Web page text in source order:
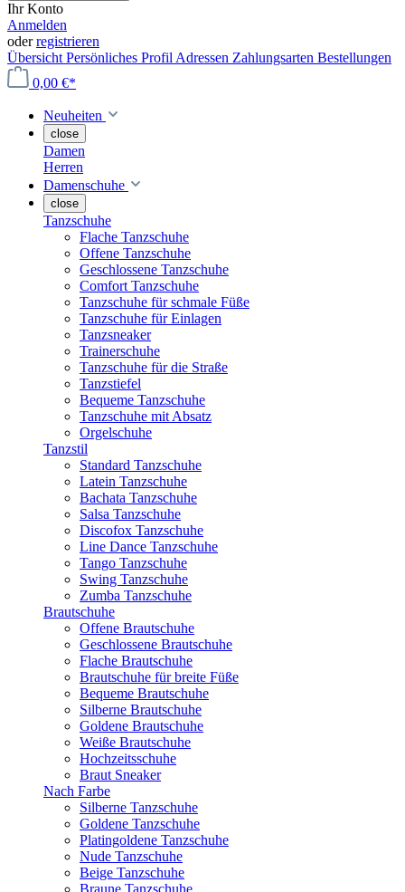
Ihr Konto
Anmelden
oderregistrieren
Übersicht Persönliches Profil Adressen Zahlungsarten Bestellungen
0,00 €*
Neuheiten
close
Damen
Herren
Damenschuhe
close
Tanzschuhe
Flache Tanzschuhe
Offene Tanzschuhe
Geschlossene Tanzschuhe
Comfort Tanzschuhe
Tanzschuhe für schmale Füße
Tanzschuhe für Einlagen
Tanzsneaker
Trainerschuhe
Tanzschuhe für die Straße
Tanzstiefel
Bequeme Tanzschuhe
Tanzschuhe mit Absatz
Orgelschuhe
Tanzstil
Standard Tanzschuhe
Latein Tanzschuhe
Bachata Tanzschuhe
Salsa Tanzschuhe
Discofox Tanzschuhe
Line Dance Tanzschuhe
Tango Tanzschuhe
Swing Tanzschuhe
Zumba Tanzschuhe
Brautschuhe
Offene Brautschuhe
Geschlossene Brautschuhe
Flache Brautschuhe
Brautschuhe für breite Füße
Bequeme Brautschuhe
Silberne Brautschuhe
Goldene Brautschuhe
Weiße Brautschuhe
Hochzeitsschuhe
Braut Sneaker
Nach Farbe
Silberne Tanzschuhe
Goldene Tanzschuhe
Platingoldene Tanzschuhe
Nude Tanzschuhe
Beige Tanzschuhe
Braune Tanzschuhe